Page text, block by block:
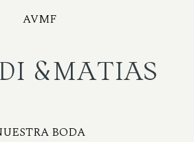
AVMF
&MATIAS
BODA